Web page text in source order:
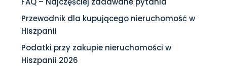
Przewodnik dla kupującego nieruchomość w
Hiszpanii
Podatki przy zakupie nieruchomości w
Hiszpanii 2026